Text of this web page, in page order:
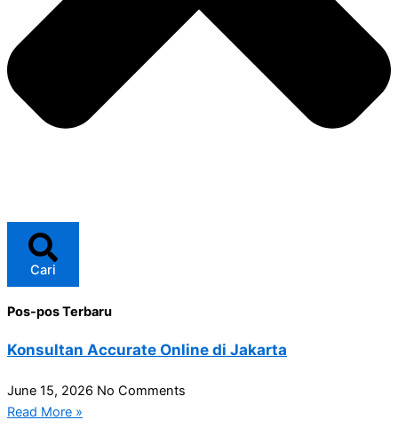
Cari
Pos-pos Terbaru
Konsultan Accurate Online di Jakarta
June 15, 2026 No Comments
Read More »